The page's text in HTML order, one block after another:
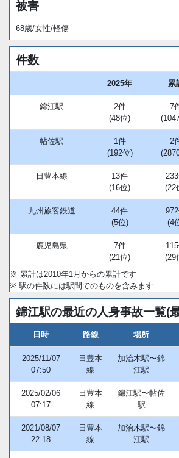
被害
68歳/女性/軽傷
件数
2025年 累
錦江駅
2件
(48位)
7
帖佐駅
1件
(192位)
2
日豊本線
13件
(16位)
(22
九州旅客鉄道
44件
(5位)
(4
鹿児島県
7件
(21位)
(29
※ 累計は2010年1月からの累計です
※ 駅の件数には駅間でのものを含みます
錦江駅の最近の人身事故一覧(
日時 路線 場所
2025/11/07
07:50
日豊本
線
加治木駅〜錦
江駅
2025/02/06
07:17
日豊本
線
錦江駅〜帖佐
駅
2021/08/07
22:18
日豊本
線
加治木駅〜錦
江駅